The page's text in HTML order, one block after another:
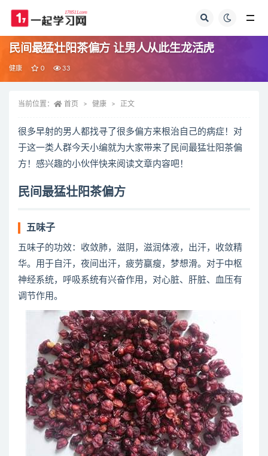
民间最猛壮阳茶偏方 让男人从此生龙活虎
健康 0 33
当前位置： 首页 健康 正文
很多早射的男人都找寻了很多偏方来根治自己的病症！对
于这一类人群今天小编就为大家带来了民间最猛壮阳茶偏
方！感兴趣的小伙伴快来阅读文章内容吧！
民间最猛壮阳茶偏方
五味子
五味子的功效：收敛肺，滋阴，滋润体液，出汗，收敛精
华。用于自汗，夜间出汗，疲劳赢瘦，梦想滑。对于中枢
神经系统，呼吸系统有兴奋作用，对心脏、肝脏、血压有
调节作用。